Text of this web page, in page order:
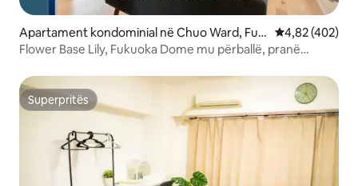
Apartament kondominial në Chuo Ward, Fuk
uoka
Vlerësimi
4,82 (402)
Flower Base Lily, Fukuoka Dome mu përballë, pranë
Superpritës
Superpritës